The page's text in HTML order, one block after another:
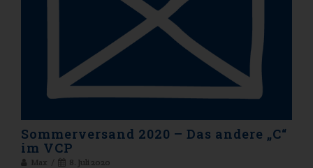
Sommerversand 2020 – Das andere „C“
im VCP
Max 8. Juli 2020